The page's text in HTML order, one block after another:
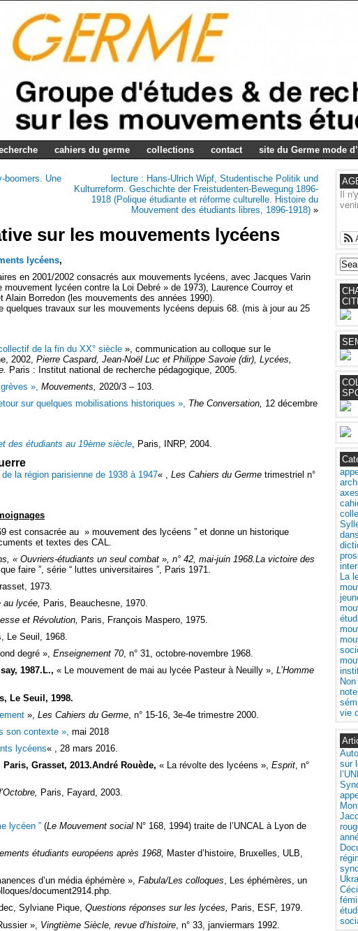
cahiers du germe collections contact site du Germe mode
boomers. Une
lecture : Hans-Ulrich Wipf, Studentische Politik und
Kulturreform. Geschichte der Freistudenten-Bewegung 1896-
1918 (Polique étudiante et réforme culturelle. Histoire du
Mouvement des étudiants libres, 1896-1918) »
sur les mouvements lycéens
lycéens,
en 2001/2002 consacrés aux mouvements lycéens, avec Jacques Varin
mouvement lycéen contre la Loi Debré » de 1973), Laurence Courroy et
Alain Borredon (les mouvements des années 1990).
quelques travaux sur les mouvements lycéens depuis 68. (mis à jour au 25
de la fin du XX° siècle », communication au colloque sur le
2002, Pierre Caspard, Jean-Noël Luc et Philippe Savoie (dir), Lycées,
Paris : Institut national de recherche pédagogique, 2005.
», Mouvements, 2020/3 – 103.
sur quelques mobilisations historiques », The Conversation, 12 décembre
des étudiants au 19ème siècle, Paris, INRP, 2004.
la région parisienne de 1938 à 1947« , Les Cahiers du Germe trimestriel n°
est consacrée au » mouvement des lycéens ” et donne un historique
et textes des CAL.
« Ouvriers-étudiants un seul combat », n° 42, mai-juin 1968.La victoire des
faire ”, série “ luttes universitaires ”, Paris 1971.
1973.
au lycée, Paris, Beauchesne, 1970.
et Révolution, Paris, François Maspero, 1975.
Le Seuil, 1968.
degré », Enseignement 70, n° 31, octobre-novembre 1968.
1987.L., « Le mouvement de mai au lycée Pasteur à Neuilly », L’Homme
Le Seuil, 1998.
», Les Cahiers du Germe , n° 15-16, 3e-4e trimestre 2000.
son contexte », mai 2018
lycéens« , 28 mars 2016.
Paris, Grasset, 2013.André Rouède, « La révolte des lycéens », Esprit , n°
Paris, Fayard, 2003.
lycéen ” (Le Mouvement social N° 168, 1994) traite de l’UNCAL à Lyon de
étudiants européens après 1968, Master d’histoire, Bruxelles, ULB,
d’un média éphémère », Fabula/Les colloques, Les éphémères, un
document2914.php.
Sylviane Pique, Questions réponses sur les lycées, Paris, ESF, 1979.
», Vingtième Siècle, revue d’histoire , n° 33, janviermars 1992.
Il
La
vie
sur